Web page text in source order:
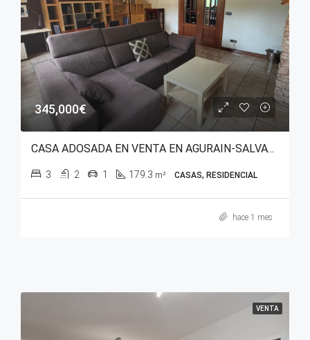
345,000€
CASA ADOSADA EN VENTA EN AGURAIN-SALVATIERRA (ÁLAVA)
3 2 1 179.3 m² CASAS, RESIDENCIAL
hace 1 mes
VENTA